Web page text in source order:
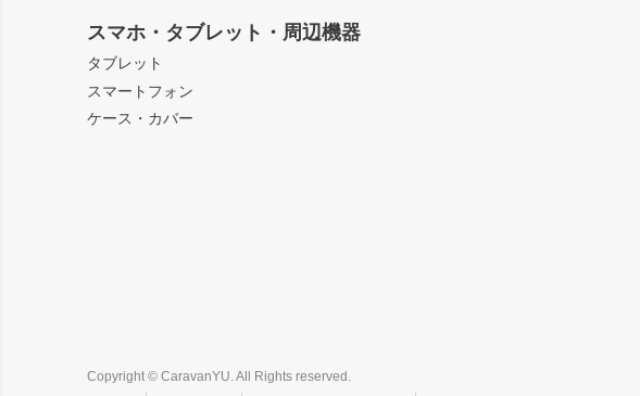
スマホ・タブレット・周辺機器
タブレット
スマートフォン
ケース・カバー
Copyright © CaravanYU. All Rights reserved.